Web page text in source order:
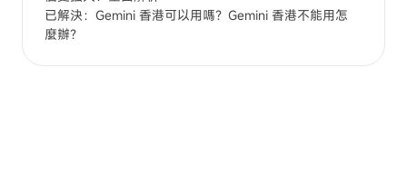
已解決：Gemini 香港可以用嗎？Gemini 香港不能用怎
麼辦？